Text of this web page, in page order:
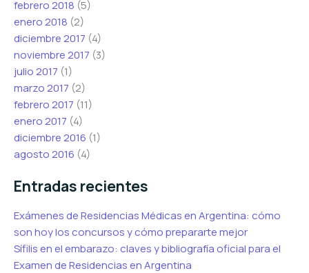
febrero 2018 (5)
enero 2018 (2)
diciembre 2017 (4)
noviembre 2017 (3)
julio 2017 (1)
marzo 2017 (2)
febrero 2017 (11)
enero 2017 (4)
diciembre 2016 (1)
agosto 2016 (4)
Entradas recientes
Exámenes de Residencias Médicas en Argentina: cómo
son hoy los concursos y cómo prepararte mejor
Sífilis en el embarazo: claves y bibliografía oficial para el
Examen de Residencias en Argentina